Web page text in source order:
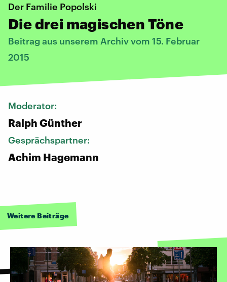
Der Familie Popolski
Die drei magischen Töne
Beitrag aus unserem Archiv vom 15. Februar
2015
Moderator:
Ralph Günther
Gesprächspartner:
Achim Hagemann
Weitere Beiträge